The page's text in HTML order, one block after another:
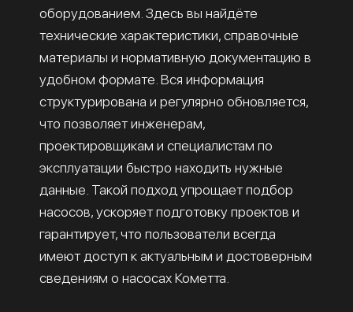
оборудованием. Здесь вы найдёте
технические характеристики, справочные
материалы и нормативную документацию в
удобном формате. Вся информация
структурирована и регулярно обновляется,
что позволяет инженерам,
проектировщикам и специалистам по
эксплуатации быстро находить нужные
данные. Такой подход упрощает подбор
насосов, ускоряет подготовку проектов и
гарантирует, что пользователи всегда
имеют доступ к актуальным и достоверным
сведениям о насосах Кометта.